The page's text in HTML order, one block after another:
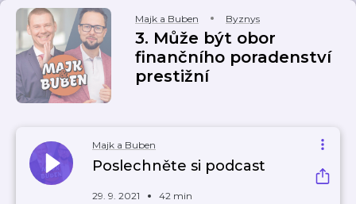
Majk a Buben Byznys
3. Může být obor
finančního poradenství
prestižní
Majk a Buben
Poslechněte si podcast
29. 9. 2021 42 min